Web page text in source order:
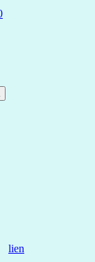
lien